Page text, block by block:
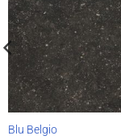
Blu Belgio